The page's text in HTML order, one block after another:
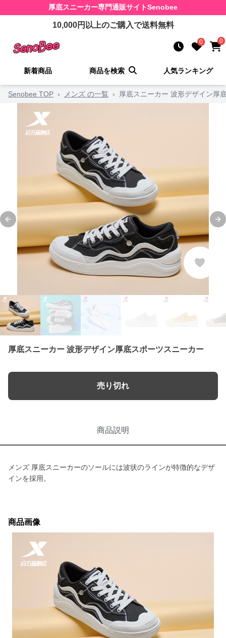
厚底スニーカー専門通販サイトSenobee
10,000円以上のご購入で送料無料
0 0
新着商品 商品を検索 人気ランキング
Senobee TOP › メンズ の一覧 › 厚底スニーカー 波形デザイン厚
Previous slide
厚底スニーカー 波形デザイン厚底スポーツスニーカー
売り切れ
商品説明
メンズ 厚底スニーカーのソールには波状のラインが特徴的なデザ
インを採用。
商品画像